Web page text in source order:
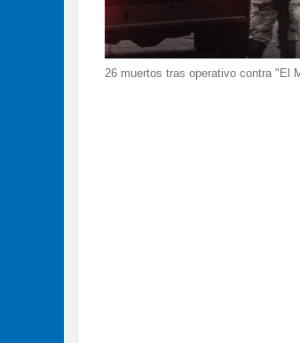
26 muertos tras operativo contra "El